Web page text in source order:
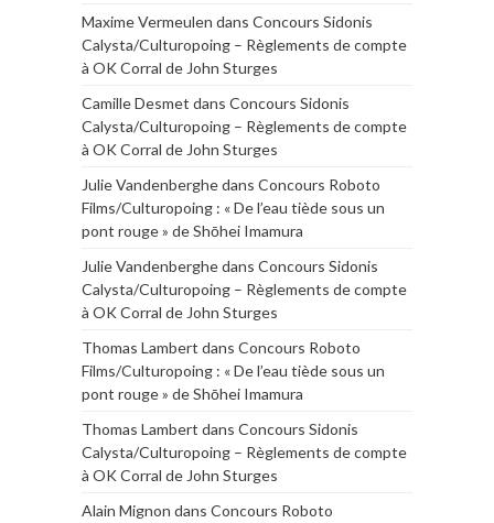
Maxime Vermeulen dans Concours Sidonis
Calysta/Culturopoing – Règlements de compte
à OK Corral de John Sturges
Camille Desmet dans Concours Sidonis
Calysta/Culturopoing – Règlements de compte
à OK Corral de John Sturges
Julie Vandenberghedans Concours Roboto
Films/Culturopoing : « De l’eau tiède sous un
pont rouge » de Shōhei Imamura
Julie Vandenberghedans Concours Sidonis
Calysta/Culturopoing – Règlements de compte
à OK Corral de John Sturges
Thomas Lambert dans Concours Roboto
Films/Culturopoing : « De l’eau tiède sous un
pont rouge » de Shōhei Imamura
Thomas Lambert dans Concours Sidonis
Calysta/Culturopoing – Règlements de compte
à OK Corral de John Sturges
Alain Mignon dans Concours Roboto